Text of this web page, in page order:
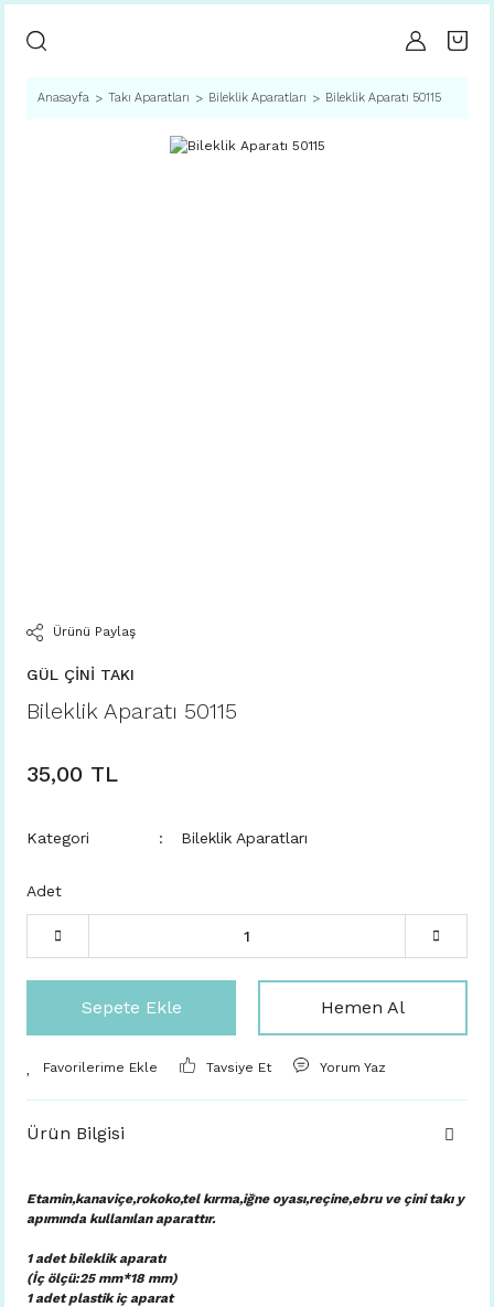
Anasayfa Takı Aparatları Bileklik Aparatları Bileklik Aparatı 50115
Ürünü Paylaş
GÜL ÇİNİ TAKI
Bileklik Aparatı 50115
35,00 TL
Kategori Bileklik Aparatları
Adet
Sepete Ekle Hemen Al
Tavsiye Et Yorum Yaz
Ürün Bilgisi
Etamin,kanaviçe,rokoko,tel kırma,iğne oyası,reçine,ebru ve çini takı y
apımında kullanılan aparattır.
1 adet bileklik aparatı
(İç ölçü:25 mm*18 mm)
1 adet plastik iç aparat